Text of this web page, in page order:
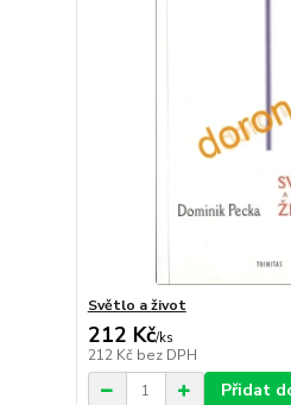
Světlo a život
212 Kč/ks
212 Kč bez DPH
Přidat